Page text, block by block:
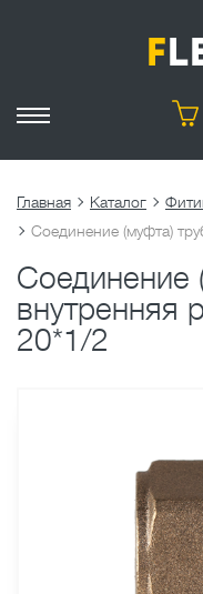
Главная Каталог
Соединение (муфта)
Соединение
внутренняя
20*1/2